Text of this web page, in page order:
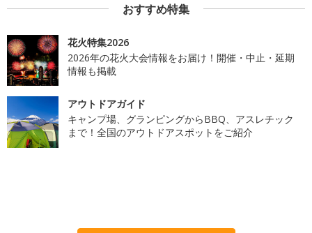
おすすめ特集
花火特集2026
2026年の花火大会情報をお届け！開催・中止・延期
情報も掲載
アウトドアガイド
キャンプ場、グランピングからBBQ、アスレチック
まで！全国のアウトドアスポットをご紹介